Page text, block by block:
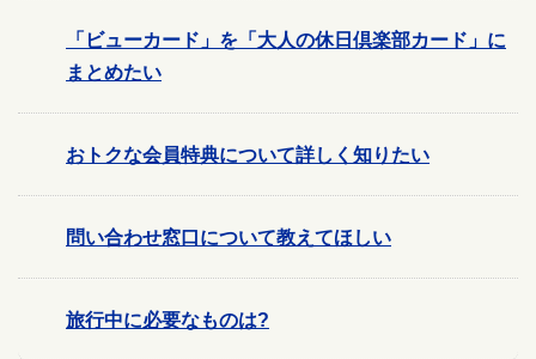
「ビューカード」を「大人の休日倶楽部カード」に
まとめたい
おトクな会員特典について詳しく知りたい
問い合わせ窓口について教えてほしい
旅行中に必要なものは?